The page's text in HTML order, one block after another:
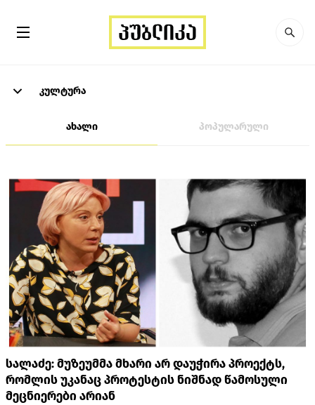
კულტურა
ახალი პოპულარული
სალაძე: მუზეუმმა მხარი არ დაუჭირა პროექტს,
რომლის უკანაც პროტესტის ნიშნად წამოსული
მეცნიერები არიან